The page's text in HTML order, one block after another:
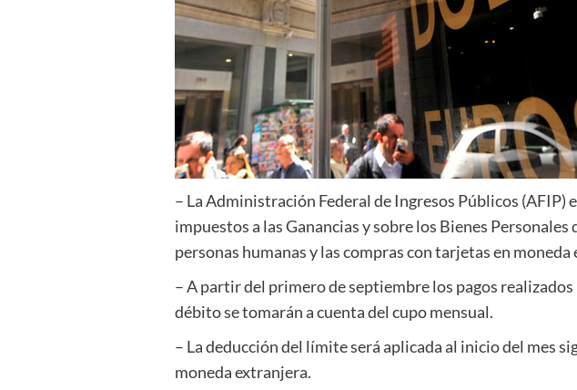
– La Administración Federal de Ingresos Públicos (AFIP)
impuestos a las Ganancias y sobre los Bienes
personas humanas y las compras con tarjetas en moneda
– A partir del primero de septiembre los pagos
débito se tomarán a cuenta del cupo mensual.
– La deducción del límite será aplicada al inicio del mes
moneda extranjera.